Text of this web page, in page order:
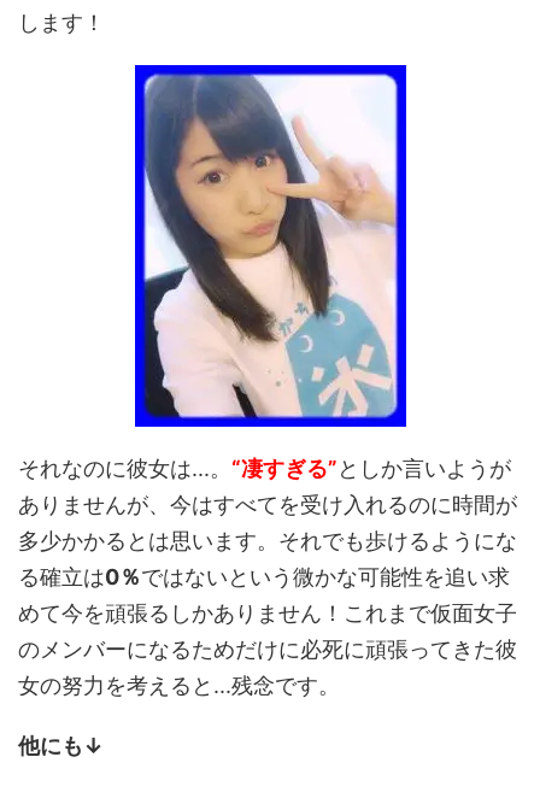
します！
それなのに彼女は...。 “凄すぎる”としか言いようが
ありませんが、今はすべてを受け入れるのに時間が
多少かかるとは思います。それでも歩けるようにな
る確立は0％ではないという微かな可能性を追い求
めて今を頑張るしかありません！これまで仮面女子
のメンバーになるためだけに必死に頑張ってきた彼
女の努力を考えると...残念です。
他にも↓